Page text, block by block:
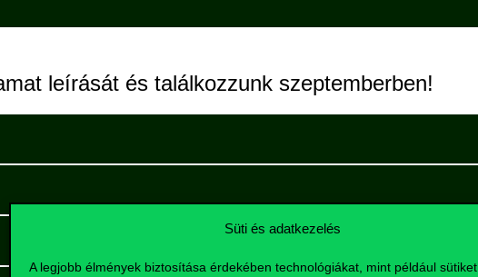
Süti és adatkezelés
A legjobb élmények biztosítása érdekében technológiákat, mint például sütiket
leírását és találkozzunk szeptemberben!